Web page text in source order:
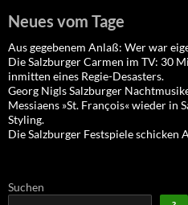
Neues vom Tage
Aus gegebenem Anlaß: Wer war
Die Salzburger Carmen im TV: 30
inmitten eines Regie-Desasters.
Georg Nigls Salzburger
Messiaens »St. François« wieder in
Styling.
Die Salzburger Festspiele schicken
Suchen